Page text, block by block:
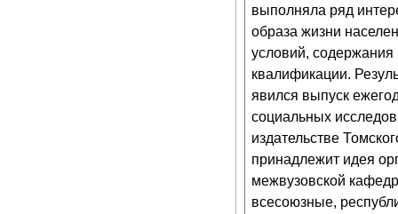
выполняла ряд
образа жизни
условий, содержания
квалификации.
явился выпуск
социальных
издательстве
принадлежит идея
межвузовской
всесоюзные,